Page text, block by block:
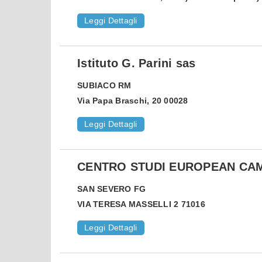
Leggi Dettagli
Istituto G. Parini sas
SUBIACO RM
Via Papa Braschi, 20 00028
Leggi Dettagli
CENTRO STUDI EUROPEAN
SAN SEVERO FG
VIA TERESA MASSELLI 2 71016
Leggi Dettagli